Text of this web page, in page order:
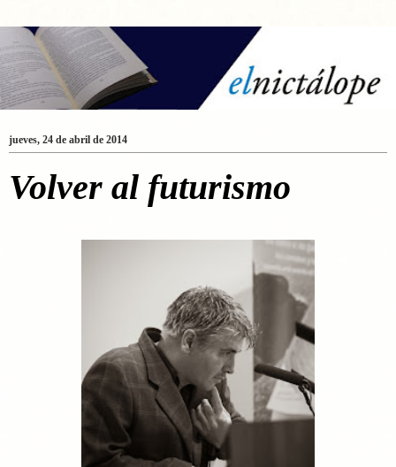
jueves, 24 de abril de 2014
Volver al futurismo